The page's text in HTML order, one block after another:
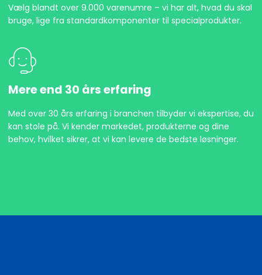
Vælg blandt over 9.000 varenumre – vi har alt, hvad du skal
bruge, lige fra standardkomponenter til specialprodukter.
Mere end 30 års erfaring
Med over 30 års erfaring i branchen tilbyder vi ekspertise, du
kan stole på. Vi kender markedet, produkterne og dine
behov, hvilket sikrer, at vi kan levere de bedste løsninger.